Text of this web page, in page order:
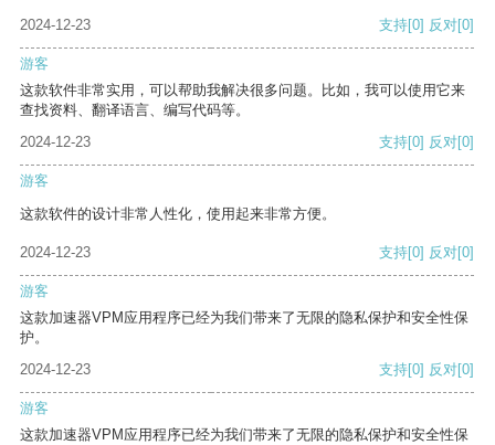
2024-12-23 支持[0] 反对[0]
游客
这款软件非常实用，可以帮助我解决很多问题。比如，我可以使用它来
查找资料、翻译语言、编写代码等。
2024-12-23
支持[0] 反对[0]
游客
这款软件的设计非常人性化，使用起来非常方便。
2024-12-23 支持[0] 反对[0]
游客
这款加速器VPM应用程序已经为我们带来了无限的隐私保护和安全性保
护。
2024-12-23
支持[0] 反对[0]
游客
这款加速器VPM应用程序已经为我们带来了无限的隐私保护和安全性保